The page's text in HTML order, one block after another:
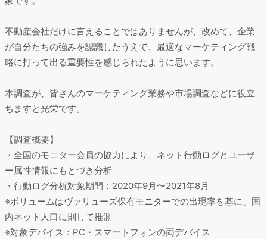
不動産会社だけに言えることではありませんが、改めて、企業
が自分たちの強みを認識したうえで、最適なマーケティング戦
略に打って出る重要性を感じられたように思います。
本調査が、皆さんのマーケティング業務や市場調査などに役立
ちますと光栄です。
【調査概要】
・全国のモニター会員の協力により、ネット行動ログとユーザ
ー属性情報にもとづき分析
・行動ログ分析対象期間：2020年9月〜2021年8月
※ボリュームはヴァリューズ保有モニターでの出現率を基に、国
内ネット人口に則して推測
※対象デバイス：PC・スマートフォンの両デバイス